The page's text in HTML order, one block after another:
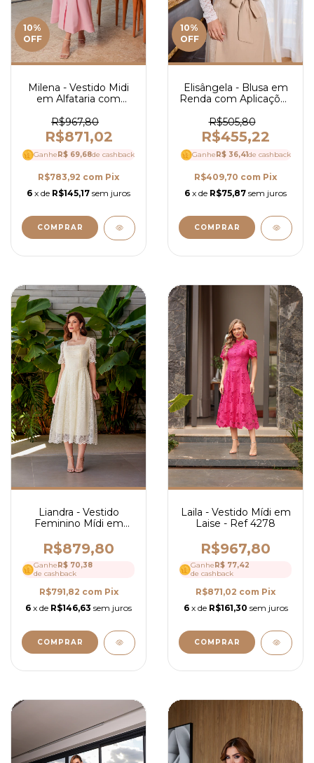
10%
OFF
Milena - Vestido Midi
em Alfataria com
R$967,80
R$871,02
GanheR$ 69,68de cashback
R$783,92 com Pix
6 x de R$145,17 sem juros
COMPRAR
10%
OFF
Elisângela - Blusa em
Renda com Aplicações
Longa - Ref 4070
R$505,80
R$455,22
GanheR$ 36,41de cashback
R$409,70 com Pix
6 x de R$75,87 sem juros
COMPRAR
Liandra - Vestido
Feminino Mídi em
Elegante e Decote
Quadrado - Ref 4263
R$879,80
GanheR$ 70,38
de cashback
R$791,82 com Pix
6 x de R$146,63 sem juros
COMPRAR
Laila - Vestido Mídi em
Laise - Ref 4278
R$967,80
GanheR$ 77,42
de cashback
R$871,02 com Pix
6 x de R$161,30 sem juros
COMPRAR